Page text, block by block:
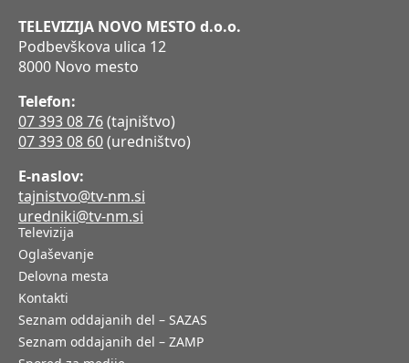
TELEVIZIJA NOVO MESTO d.o.o.
Podbevškova ulica 12
8000 Novo mesto
Telefon:
07 393 08 76(tajništvo)
07 393 08 60(uredništvo)
E-naslov:
tajnistvo@tv-nm.si
uredniki@tv-nm.si
Televizija
Oglaševanje
Delovna mesta
Kontakti
Seznam oddajanih del – SAZAS
Seznam oddajanih del – ZAMP